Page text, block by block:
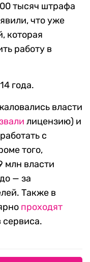
тысяч штрафа
что уже
которая
работу в
года.
власти
лицензию) и
работать с
того,
млн власти
— за
Также в
проходят
сервиса.